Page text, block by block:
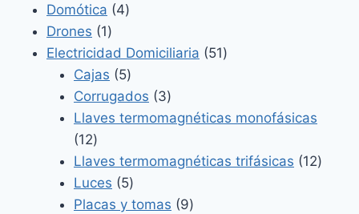
Domótica 44
Drones 11
producto
Electricidad Domiciliaria 5151
Cajas 55
productos
Corrugados 33
productos
Llaves termomagnéticas monofásicas
1212
productos
Llaves termomagnéticas trifásicas 1212
Luces 55
productos
Placas y tomas 99